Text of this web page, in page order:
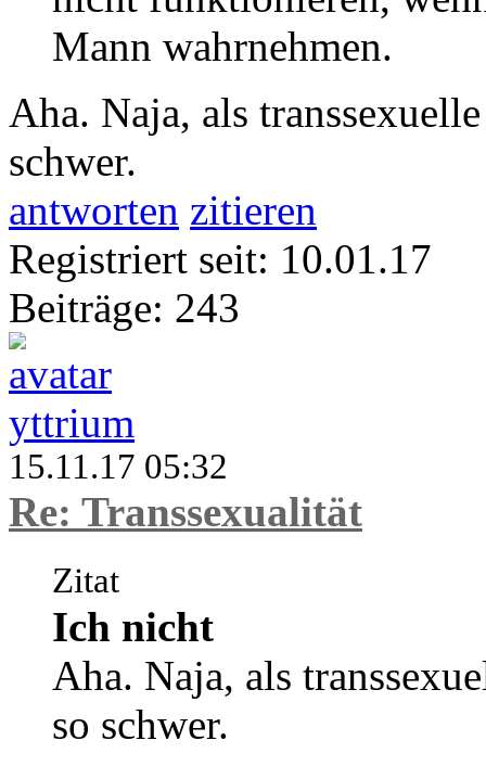
Mann wahrnehmen.
Aha. Naja, als
schwer.
antworten zitieren
Registriert seit: 10.01.17
Beiträge: 243
yttrium
15.11.17 05:32
Re: Transsexualität
Zitat
Ich nicht
Aha. Naja, als
so schwer.